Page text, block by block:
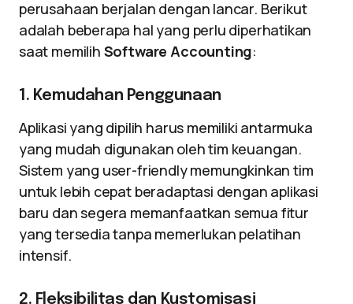
perusahaan berjalan dengan lancar. Berikut
adalah beberapa hal yang perlu diperhatikan
saat memilih Software Accounting:
1. Kemudahan Penggunaan
Aplikasi yang dipilih harus memiliki antarmuka
yang mudah digunakan oleh tim keuangan.
Sistem yang user-friendly memungkinkan tim
untuk lebih cepat beradaptasi dengan aplikasi
baru dan segera memanfaatkan semua fitur
yang tersedia tanpa memerlukan pelatihan
intensif.
2. Fleksibilitas dan Kustomisasi